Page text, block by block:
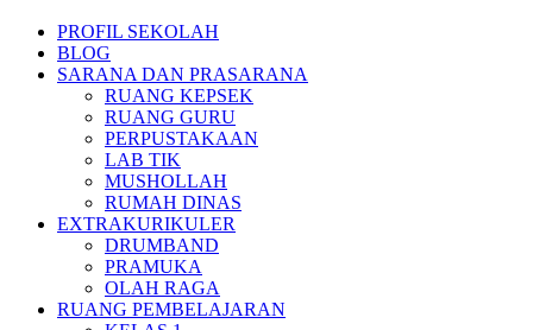
PROFIL SEKOLAH
BLOG
SARANA DAN PRASARANA
RUANG KEPSEK
RUANG GURU
PERPUSTAKAAN
LAB TIK
MUSHOLLAH
RUMAH DINAS
EXTRAKURIKULER
DRUMBAND
PRAMUKA
OLAH RAGA
RUANG PEMBELAJARAN